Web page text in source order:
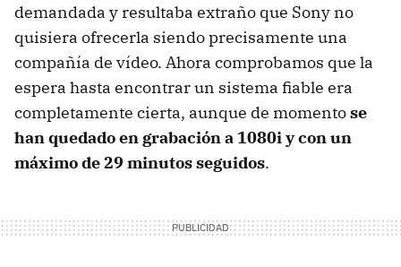
demandada y resultaba extraño que Sony no
quisiera ofrecerla siendo precisamente una
compañía de vídeo. Ahora comprobamos que la
espera hasta encontrar un sistema fiable era
completamente cierta, aunque de momentose
han quedado en grabación a 1080i y con un
máximo de 29 minutos seguidos.